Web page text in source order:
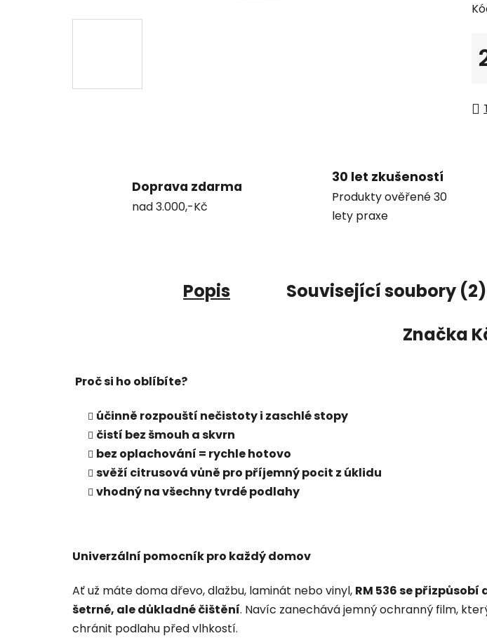
Doprava zdarma
nad 3.000,-Kč
30 let zkušeností
Produkty ověřené 30
lety praxe
Popis Související soubory (2)
Značka
Proč si ho oblíbíte?
účinně rozpouští nečistoty i zaschlé stopy
čistí bez šmouh a skvrn
bez oplachování = rychle hotovo
svěží citrusová vůně pro příjemný pocit z úklidu
vhodný na všechny tvrdé podlahy
Univerzální pomocník pro každý domov
Ať už máte doma dřevo, dlažbu, laminát nebo vinyl, RM 536 se přizpůsobí
šetrné, ale důkladné čištění. Navíc zanechává jemný ochranný film,
chránit podlahu před vlhkostí.